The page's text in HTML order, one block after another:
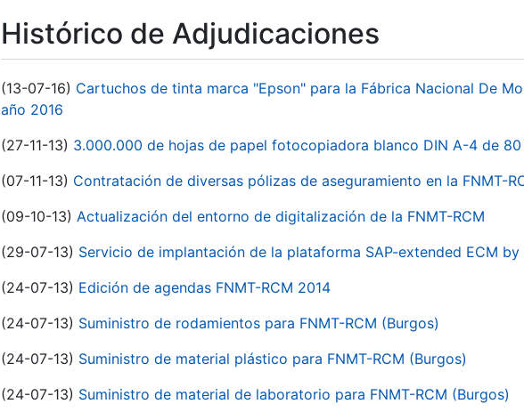
Histórico de Adjudicaciones
(13-07-16) Cartuchos de tinta marca "Epson" para la Fábrica Nacional De
año 2016
(27-11-13) 3.000.000 de hojas de papel fotocopiadora blanco DIN A-4 de 80
(07-11-13) Contratación de diversas pólizas de aseguramiento en la FNMT-
(09-10-13) Actualización del entorno de digitalización de la FNMT-RCM
(29-07-13) Servicio de implantación de la plataforma SAP-extended ECM by
(24-07-13) Edición de agendas FNMT-RCM 2014
(24-07-13) Suministro de rodamientos para FNMT-RCM (Burgos)
(24-07-13) Suministro de material plástico para FNMT-RCM (Burgos)
(24-07-13) Suministro de material de laboratorio para FNMT-RCM (Burgos)